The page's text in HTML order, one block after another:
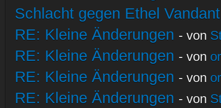
Schlacht gegen Ethel Vandant
RE: Kleine Änderungen - von
RE: Kleine Änderungen - von
RE: Kleine Änderungen - von
RE: Kleine Änderungen - von